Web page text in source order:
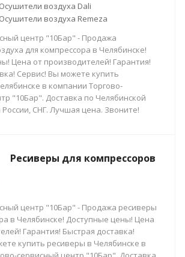
Осушители воздуха Dali
Осушители воздуха Remeza
центр "10Бар" - Продажа
для компрессора в Челябинске!
Цена от производителей! Гарантия!
Сервис! Вы можете купить
в компании Торгово-
"10Бар". Доставка по Челябинской
России, СНГ. Лучшая цена. Звоните!
Ресиверы для компрессоров
центр "10Бар" - Продажа ресиверы
в Челябинске! Доступные цены! Цена
Гарантия! Быстрая доставка!
купить ресиверы в Челябинске в